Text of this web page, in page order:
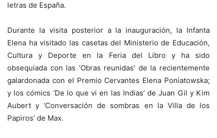
letras de España.
Durante la visita posterior a la inauguración, la Infanta
Elena ha visitado las casetas del Ministerio de Educación,
Cultura y Deporte en la Feria del Libro y ha sido
obsequiada con las ‘Obras reunidas’ de la recientemente
galardonada con el Premio Cervantes Elena Poniatowska;
y los cómics ‘De lo que vi en las Indias’ de Juan Gil y Kim
Aubert y ‘Conversación de sombras en la Villa de los
Papiros’ de Max.